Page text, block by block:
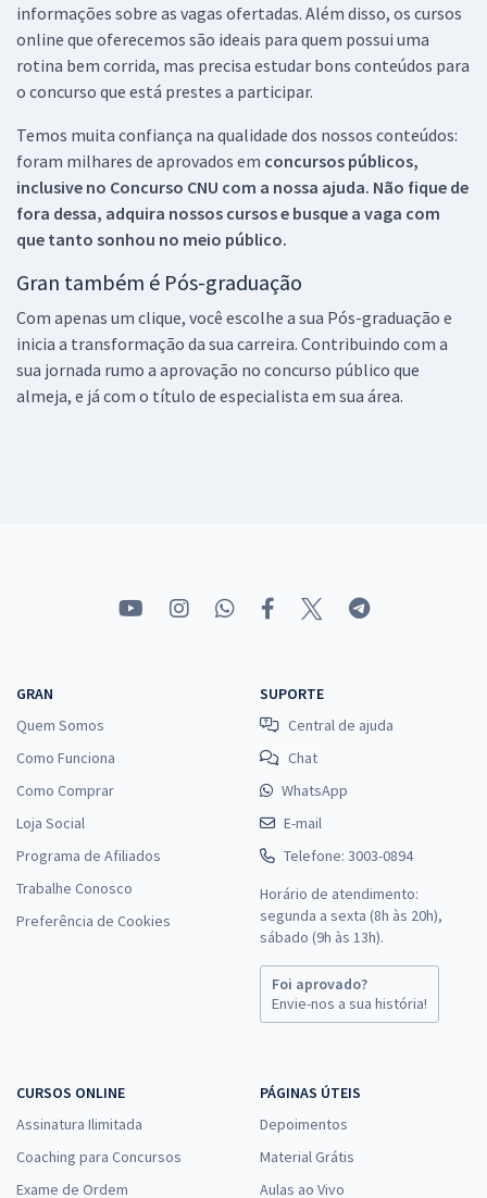
informações sobre as vagas ofertadas. Além disso, os cursos
online que oferecemos são ideais para quem possui uma
rotina bem corrida, mas precisa estudar bons conteúdos para
o concurso que está prestes a participar.
Temos muita confiança na qualidade dos nossos conteúdos:
foram milhares de aprovados em concursos públicos,
inclusive no Concurso CNU com a nossa ajuda. Não fique de
fora dessa, adquira nossos cursos e busque a vaga com
que tanto sonhou no meio público.
Gran também é Pós-graduação
Com apenas um clique, você escolhe a sua Pós-graduação e
inicia a transformação da sua carreira. Contribuindo com a
sua jornada rumo a aprovação no concurso público que
almeja, e já com o título de especialista em sua área.
GRAN
Quem Somos
Como Funciona
Como Comprar
Loja Social
Programa de Afiliados
Trabalhe Conosco
Preferência de Cookies
SUPORTE
Central de ajuda
Chat
WhatsApp
E-mail
Telefone: 3003-0894
Horário de atendimento:
segunda a sexta (8h às 20h),
sábado (9h às 13h).
Foi aprovado?
Envie-nos a sua história!
CURSOS ONLINE
Assinatura Ilimitada
Coaching para Concursos
Exame de Ordem
PÁGINAS ÚTEIS
Depoimentos
Material Grátis
Aulas ao Vivo